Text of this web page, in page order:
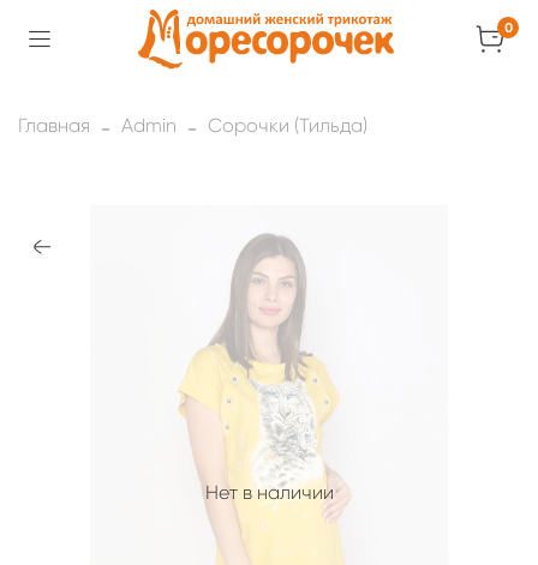
0
Главная Admin Сорочки (Тильда)
Нет в наличии